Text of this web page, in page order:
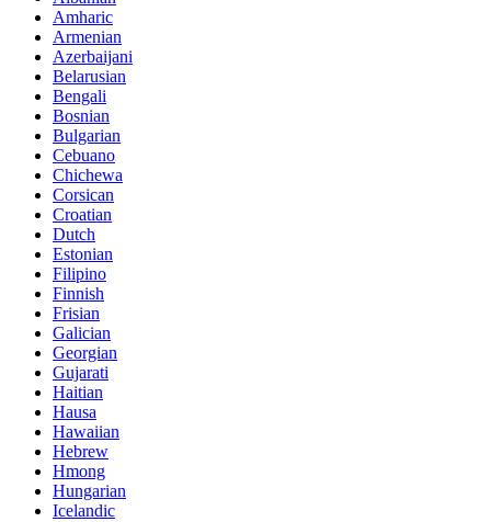
Amharic
Armenian
Azerbaijani
Belarusian
Bengali
Bosnian
Bulgarian
Cebuano
Chichewa
Corsican
Croatian
Dutch
Estonian
Filipino
Finnish
Frisian
Galician
Georgian
Gujarati
Haitian
Hausa
Hawaiian
Hebrew
Hmong
Hungarian
Icelandic